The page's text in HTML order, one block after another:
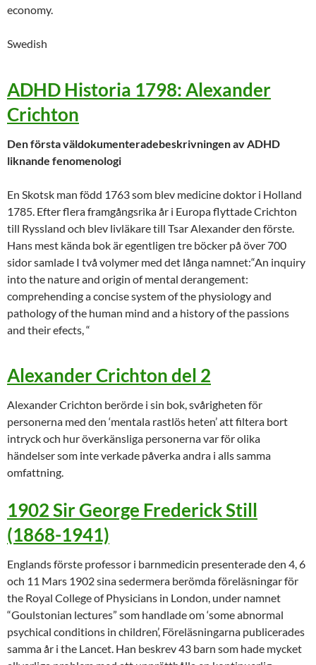
economy.
Swedish
ADHD Historia 1798: Alexander
Crichton
Den första väldokumenteradebeskrivningen av ADHD
liknande fenomenologi
En Skotsk man född 1763 som blev medicine doktor i Holland
1785. Efter flera framgångsrika år i Europa flyttade Crichton
till Ryssland och blev livläkare till Tsar Alexander den förste.
Hans mest kända bok är egentligen tre böcker på över 700
sidor samlade I två volymer med det långa namnet:“An inquiry
into the nature and origin of mental derangement:
comprehending a concise system of the physiology and
pathology of the human mind and a history of the passions
and their efects, “
Alexander Crichton del 2
Alexander Crichton berörde i sin bok, svårigheten för
personerna med den ‘mentala rastlös heten’ att filtera bort
intryck och hur överkänsliga personerna var för olika
händelser som inte verkade påverka andra i alls samma
omfattning.
1902 Sir George Frederick Still
(1868-1941)
Englands förste professor i barnmedicin presenterade den 4, 6
och 11 Mars 1902 sina sedermera berömda föreläsningar för
the Royal College of Physicians in London, under namnet
“Goulstonian lectures” som handlade om ‘some abnormal
psychical conditions in children’, Föreläsningarna publicerades
samma år i the Lancet. Han beskrev 43 barn som hade mycket